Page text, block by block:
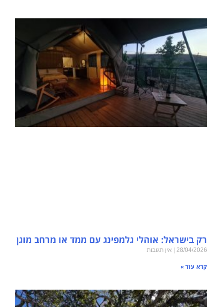
רק בישראל: אוהלי גלמפינג עם ממד או מרחב מוגן
28/04/2026 אין תגובות
קרא עוד »